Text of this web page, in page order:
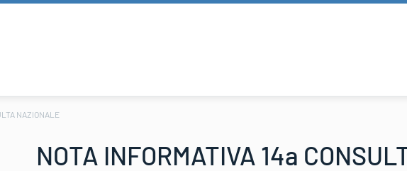
NAZIONALE
NOTA INFORMATIVA 14a